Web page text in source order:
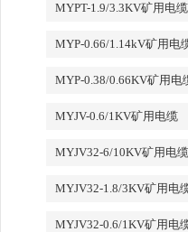
MYPT-1.9/3.3KV矿用电缆
MYP-0.66/1.14kV矿用电
MYP-0.38/0.66KV矿用电
MYJV-0.6/1KV矿用电缆
MYJV32-6/10KV矿用电缆
MYJV32-1.8/3KV矿用电
MYJV32-0.6/1KV矿用电